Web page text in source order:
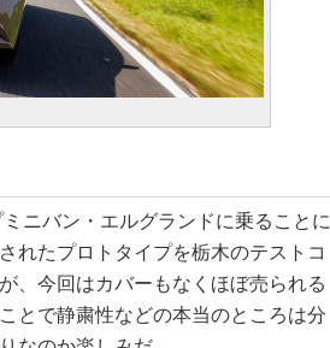
ニバン・エルグランドに乗ることに
れたプロトタイプを栃木のテストコ
、今回はカバーもなくほぼ売られる
とで静粛性などの本当のところは分